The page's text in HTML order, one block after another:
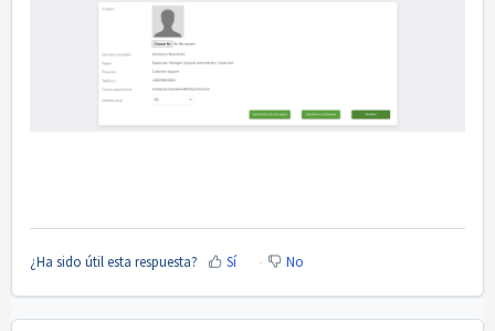
¿Ha sido útil esta respuesta? Sí No